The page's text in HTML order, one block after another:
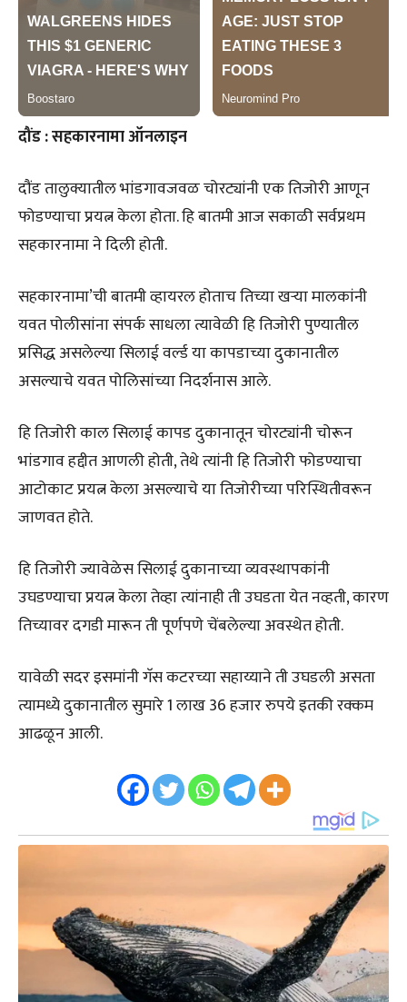
दौंड : सहकारनामा ऑनलाइन
दौंड तालुक्यातील भांडगावजवळ चोरट्यांनी एक तिजोरी आणून
फोडण्याचा प्रयत्न केला होता. हि बातमी आज सकाळी सर्वप्रथम
सहकारनामा ने दिली होती.
सहकारनामा’ची बातमी व्हायरल होताच तिच्या खऱ्या मालकांनी
यवत पोलीसांना संपर्क साधला त्यावेळी हि तिजोरी पुण्यातील
प्रसिद्ध असलेल्या सिलाई वर्ल्ड या कापडाच्या दुकानातील
असल्याचे यवत पोलिसांच्या निदर्शनास आले.
हि तिजोरी काल सिलाई कापड दुकानातून चोरट्यांनी चोरून
भांडगाव हद्दीत आणली होती, तेथे त्यांनी हि तिजोरी फोडण्याचा
आटोकाट प्रयत्न केला असल्याचे या तिजोरीच्या परिस्थितीवरून
जाणवत होते.
हि तिजोरी ज्यावेळेस सिलाई दुकानाच्या व्यवस्थापकांनी
उघडण्याचा प्रयत्न केला तेव्हा त्यांनाही ती उघडता येत नव्हती, कारण
तिच्यावर दगडी मारून ती पूर्णपणे चेंबलेल्या अवस्थेत होती.
यावेळी सदर इसमांनी गॅस कटरच्या सहाय्याने ती उघडली असता
त्यामध्ये दुकानातील सुमारे 1 लाख 36 हजार रुपये इतकी रक्कम
आढळून आली.